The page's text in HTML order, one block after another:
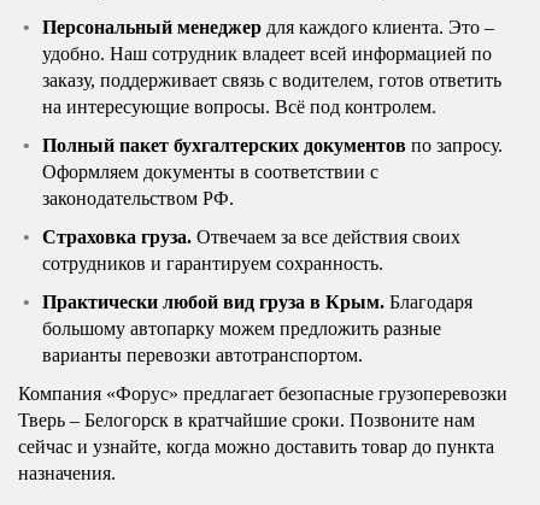
Персональный менеджер для каждого клиента. Это –
удобно. Наш сотрудник владеет всей информацией по
заказу, поддерживает связь с водителем, готов ответить
на интересующие вопросы. Всё под контролем.
Полный пакет бухгалтерских документов по запросу.
Оформляем документы в соответствии с
законодательством РФ.
Страховка груза. Отвечаем за все действия своих
сотрудников и гарантируем сохранность.
Практически любой вид груза в Крым. Благодаря
большому автопарку можем предложить разные
варианты перевозки автотранспортом.
Компания «Форус» предлагает безопасные грузоперевозки
Тверь – Белогорск в кратчайшие сроки. Позвоните нам
сейчас и узнайте, когда можно доставить товар до пункта
назначения.